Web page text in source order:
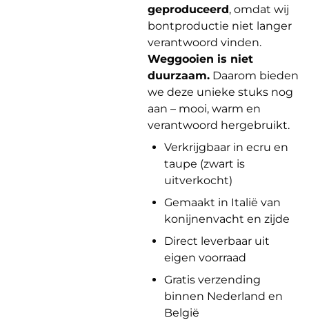
geproduceerd, omdat wij
bontproductie niet langer
verantwoord vinden.
Weggooien is niet
duurzaam. Daarom bieden
we deze unieke stuks nog
aan – mooi, warm en
verantwoord hergebruikt.
Verkrijgbaar in ecru en
taupe (zwart is
uitverkocht)
Gemaakt in Italië van
konijnenvacht en zijde
Direct leverbaar uit
eigen voorraad
Gratis verzending
binnen Nederland en
België